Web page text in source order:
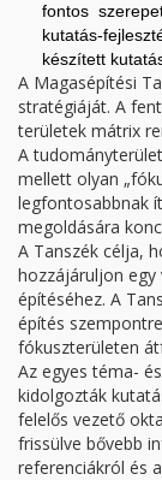
fontos
kutatás-
készített
A Magasépítési
stratégiáját. A
területek mátrix
A
mellett olyan
legfontosabbnak
megoldására
A Tanszék célja,
hozzájáruljon egy
építéséhez. A
építés
fókuszterületen
Az egyes téma-
kidolgozták
felelős vezető
frissülve bővebb
referenciákról és